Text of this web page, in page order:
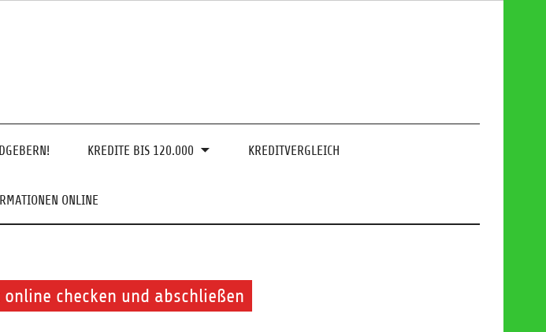
KREDITE BIS 120.000 KREDITVERGLEICH
ONLINE
checken und abschließen